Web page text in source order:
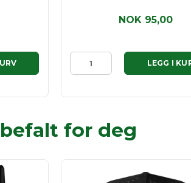
NOK 95,00
LEGG I
for deg